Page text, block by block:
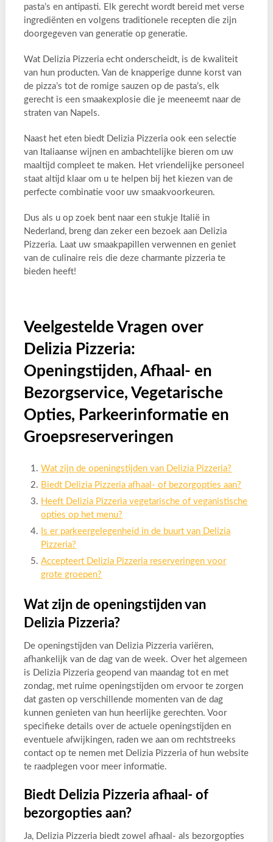
pasta’s en antipasti. Elk gerecht wordt bereid met verse
ingrediënten en volgens traditionele recepten die zijn
doorgegeven van generatie op generatie.
Wat Delizia Pizzeria echt onderscheidt, is de kwaliteit
van hun producten. Van de knapperige dunne korst van
de pizza’s tot de romige sauzen op de pasta’s, elk
gerecht is een smaakexplosie die je meeneemt naar de
straten van Napels.
Naast het eten biedt Delizia Pizzeria ook een selectie
van Italiaanse wijnen en ambachtelijke bieren om uw
maaltijd compleet te maken. Het vriendelijke personeel
staat altijd klaar om u te helpen bij het kiezen van de
perfecte combinatie voor uw smaakvoorkeuren.
Dus als u op zoek bent naar een stukje Italië in
Nederland, breng dan zeker een bezoek aan Delizia
Pizzeria. Laat uw smaakpapillen verwennen en geniet
van de culinaire reis die deze charmante pizzeria te
bieden heeft!
Veelgestelde Vragen over
Delizia Pizzeria:
Openingstijden, Afhaal- en
Bezorgservice, Vegetarische
Opties, Parkeerinformatie en
Groepsreserveringen
Wat zijn de openingstijden van Delizia Pizzeria?
Biedt Delizia Pizzeria afhaal- of bezorgopties aan?
Heeft Delizia Pizzeria vegetarische of veganistische
opties op het menu?
Is er parkeergelegenheid in de buurt van Delizia
Pizzeria?
Accepteert Delizia Pizzeria reserveringen voor
grote groepen?
Wat zijn de openingstijden van
Delizia Pizzeria?
De openingstijden van Delizia Pizzeria variëren,
afhankelijk van de dag van de week. Over het algemeen
is Delizia Pizzeria geopend van maandag tot en met
zondag, met ruime openingstijden om ervoor te zorgen
dat gasten op verschillende momenten van de dag
kunnen genieten van hun heerlijke gerechten. Voor
specifieke details over de actuele openingstijden en
eventuele afwijkingen, raden we aan om rechtstreeks
contact op te nemen met Delizia Pizzeria of hun website
te raadplegen voor meer informatie.
Biedt Delizia Pizzeria afhaal- of
bezorgopties aan?
Ja, Delizia Pizzeria biedt zowel afhaal- als bezorgopties